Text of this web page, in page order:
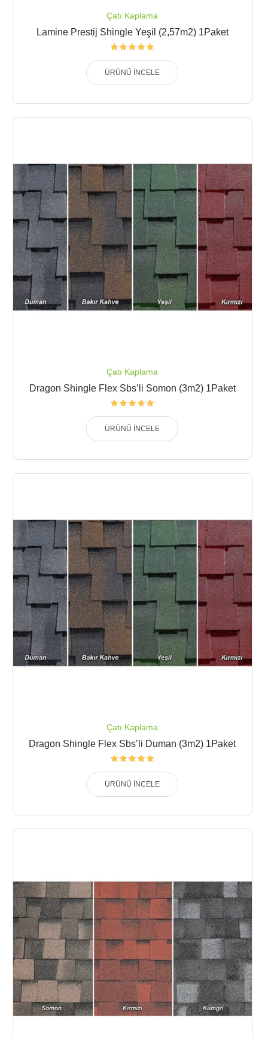
Çatı Kaplama
Lamine Prestij Shingle Yeşil (2,57m2) 1Paket
ÜRÜNÜ İNCELE
Çatı Kaplama
Dragon Shingle Flex Sbs’li Somon (3m2) 1Paket
ÜRÜNÜ İNCELE
Çatı Kaplama
Dragon Shingle Flex Sbs’li Duman (3m2) 1Paket
ÜRÜNÜ İNCELE